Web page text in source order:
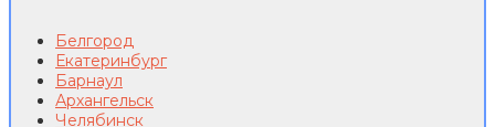
Белгород
Екатеринбург
Барнаул
Архангельск
Челябинск